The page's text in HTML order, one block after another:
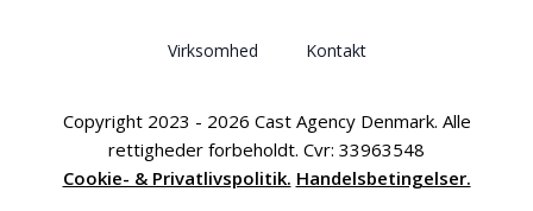
Virksomhed Kontakt
Copyright 2023 - 2026 Cast Agency Denmark. Alle
rettigheder forbeholdt. Cvr: 33963548
Cookie- & Privatlivspolitik. Handelsbetingelser.